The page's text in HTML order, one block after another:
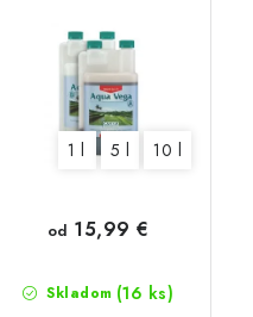
1 l 5 l 10 l
Skladom (16 ks)
od 15,99 €